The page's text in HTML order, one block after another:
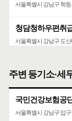
서울특별시 강남구 학
청담청하우편취
서울특별시 강남구 도
주변 등기소·세
국민건강보험공
서울특별시 강남구 압